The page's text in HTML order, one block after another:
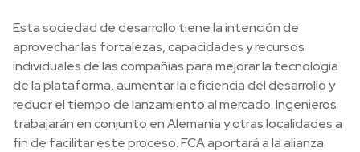
Esta sociedad de desarrollo tiene la intención de
aprovechar las fortalezas, capacidades y recursos
individuales de las compañías para mejorar la tecnología
de la plataforma, aumentar la eficiencia del desarrollo y
reducir el tiempo de lanzamiento al mercado. Ingenieros
trabajarán en conjunto en Alemania y otras localidades a
fin de facilitar este proceso. FCA aportará a la alianza